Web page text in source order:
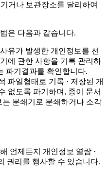
거나 보관장소를 달리하여
은 다음과 같습니다.
유가 발생한 개인정보를 선
에 관한 사항을 기록 관리하
파기결과를 확인합니다.
파일형태로 기록 · 저장된 개
없도록 파기하며, 종이 문서
는 분쇄기로 분쇄하거나 소각
언제든지 개인정보 열람 ·
권리를 행사할 수 있습니다.